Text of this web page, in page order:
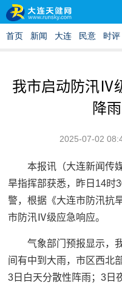
我市启动防汛Ⅳ
降
2025-07-02
本报讯（大连新闻传
旱指挥部获悉，昨日14时
警，根据《大连市防汛抗
市防汛Ⅳ级应急响应。
气象部门预报显示，
间有中到大雨，市区西北
3日白天分散性阵雨；3日